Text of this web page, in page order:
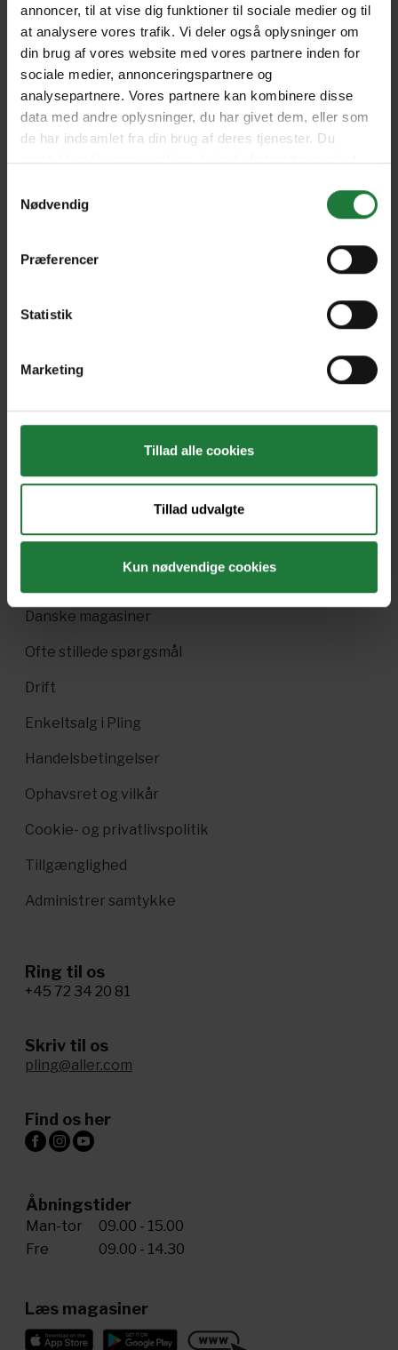
annoncer, til at vise dig funktioner til sociale medier og til
at analysere vores trafik. Vi deler også oplysninger om
din brug af vores website med vores partnere inden for
sociale medier, annonceringspartnere og
analysepartnere. Vores partnere kan kombinere disse
data med andre oplysninger, du har givet dem, eller som
de har indsamlet fra din brug af deres tjenester. Du
samtykker til vores cookies, hvis du fortsætter med at
Nødvendig
Præferencer
Statistik
Marketing
Tillad alle cookies
Tillad udvalgte
Kun nødvendige cookies
Novembro 2024 Outubro 2024
Setembro 2024 Agosto 2024
Julho 2024 Abril 2024
Março 2024
Næste
Nyt i Pling
Pling Favorit
Danske magasiner
Ofte stillede spørgsmål
Drift
Enkeltsalg i Pling
Handelsbetingelser
Ophavsret og vilkår
Cookie- og privatlivspolitik
Tillgænglighed
Administrer samtykke
Ring til os
+45 72 34 20 81
Skriv til os
pling@aller.com
Find os her
Åbningstider
Man-tor
09.00 - 15.00
Fre
09.00 - 14.30
Læs magasiner